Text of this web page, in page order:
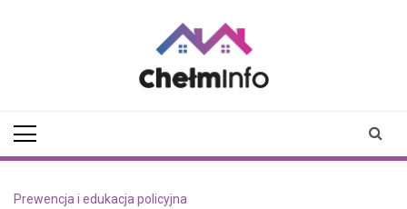
Prewencja i edukacja policyjna